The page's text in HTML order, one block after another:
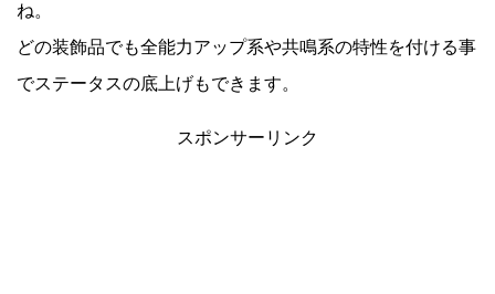
ね。
どの装飾品でも全能力アップ系や共鳴系の特性を付ける事
でステータスの底上げもできます。
スポンサーリンク